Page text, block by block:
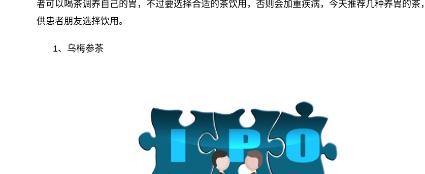
者可以喝茶调养自己的胃，不过要选择合适的茶饮用，否则会加重疾病，今天推荐几种养胃的茶，
供患者朋友选择饮用。
1、乌梅参茶